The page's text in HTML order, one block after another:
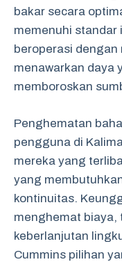
bakar secara
memenuhi standar
beroperasi
menawarkan daya
memboroskan
Penghematan
pengguna di
mereka yang
yang
kontinuitas.
menghemat biaya,
keberlanjutan
Cummins pilihan